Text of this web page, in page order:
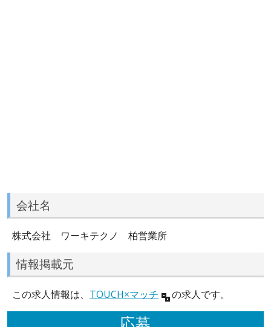
会社名
株式会社 ワーキテクノ 柏営業所
情報掲載元
この求人情報は、 TOUCH×マッチ の求人です。
応募